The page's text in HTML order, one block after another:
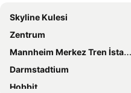
Skyline Kulesi
Zentrum
Mannheim Merkez Tren İstasyonu
Darmstadtium
Hobbit